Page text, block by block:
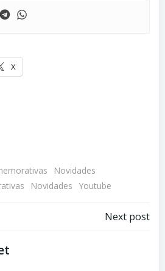
X
Novidades
Novidades Youtube
Navegação
Next post